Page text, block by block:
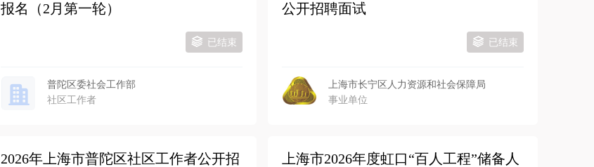
报名（2月第一轮）
已结束
普陀区委社会工作部
社区工作者
公开招聘面试
已结束
上海市长宁区人力资源和社会保障局
事业单位
2026年上海市普陀区社区工作者公开招
上海市2026年度虹口“百人工程”储备人